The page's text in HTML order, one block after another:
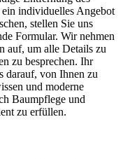
individuelles Angebot
stellen Sie uns
Formular. Wir nehmen
auf, um alle Details zu
zu besprechen. Ihr
darauf, von Ihnen zu
und moderne
Baumpflege und
zu erfüllen.